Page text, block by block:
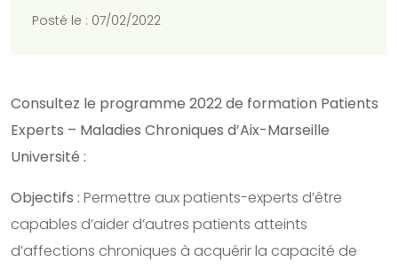
Posté le : 07/02/2022
Consultez le programme 2022 de formation Patients
Experts – Maladies Chroniques d’Aix-Marseille
Université :
Objectifs : Permettre aux patients-experts d’être
capables d’aider d’autres patients atteints
d’affections chroniques à acquérir la capacité de